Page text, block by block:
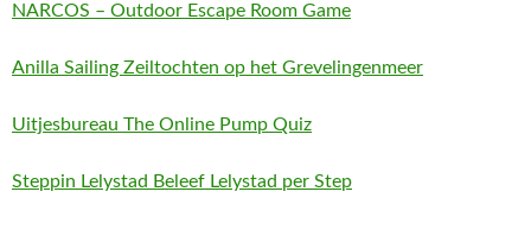
NARCOS – Outdoor Escape Room Game
Anilla Sailing Zeiltochten op het Grevelingenmeer
Uitjesbureau The Online Pump Quiz
Steppin Lelystad Beleef Lelystad per Step